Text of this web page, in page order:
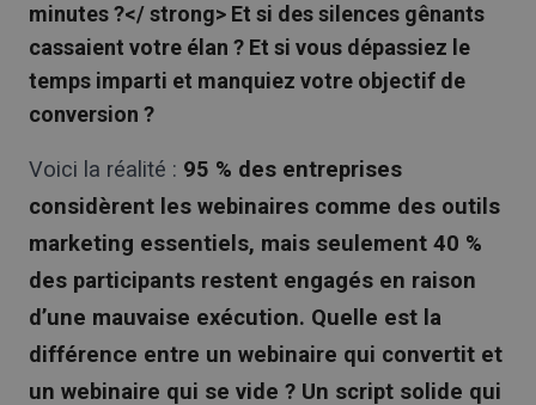
minutes ?</ strong> Et si des silences gênants
cassaient votre élan ? Et si vous dépassiez le
temps imparti et manquiez votre objectif de
conversion ?
Voici la réalité : 95 % des entreprises
considèrent les webinaires comme des outils
marketing essentiels, mais seulement 40 %
des participants restent engagés en raison
d’une mauvaise exécution. Quelle est la
différence entre un webinaire qui convertit et
un webinaire qui se vide ? Un script solide qui